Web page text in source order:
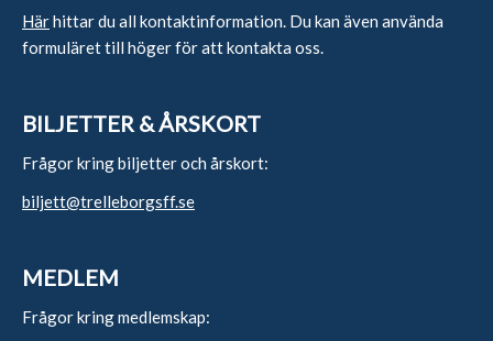
Härhittar du all kontaktinformation. Du kan även använda
formuläret till höger för att kontakta oss.
BILJETTER & ÅRSKORT
Frågor kring biljetter och årskort:
biljett@trelleborgsff.se
MEDLEM
Frågor kring medlemskap: